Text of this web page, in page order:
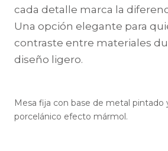
cada detalle marca la
Una opción elegante para
contraste entre materiales
diseño ligero.
Mesa fija con base de metal pintado
porcelánico efecto mármol.